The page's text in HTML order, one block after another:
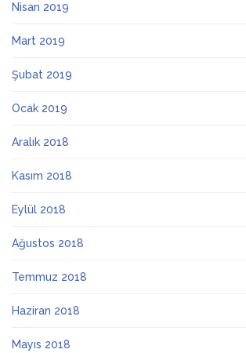
Nisan 2019
Mart 2019
Şubat 2019
Ocak 2019
Aralık 2018
Kasım 2018
Eylül 2018
Ağustos 2018
Temmuz 2018
Haziran 2018
Mayıs 2018